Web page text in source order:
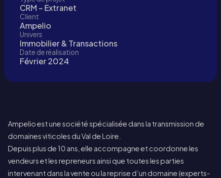
CRM – Extranet
Client
Ampelio
Univers
Immobilier & Transactions
Date de réalisation
Février 2024
Ampelio est une société spécialisée dans la transmission de
domaines viticoles du Val de Loire.
Depuis plus de 10 ans, elle accompagne et coordonne les
vendeurs et les repreneurs ainsi que toutes les parties
intervenant dans la vente ou la reprise d’un domaine (experts-